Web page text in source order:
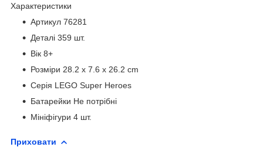
Характеристики
Артикул 76281
Деталі 359 шт.
Вік 8+
Розміри 28.2 x 7.6 x 26.2 cm
Серія LEGO Super Heroes
Батарейки Не потрібні
Мініфігури 4 шт.
Приховати